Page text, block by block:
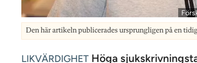
Den här artikeln publicerades ursprungligen på en
LIKVÄRDIGHET Höga